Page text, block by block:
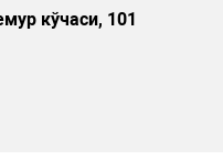
кўчаси, 101